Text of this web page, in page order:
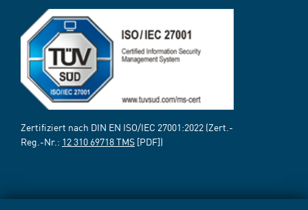
Zertifiziert nach DIN EN ISO/IEC 27001:2022 (Zert.-
Reg.-Nr.: 12 310 69718 TMS [PDF])